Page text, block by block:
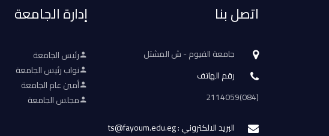
اتصل بنا
جامعة الفيوم - ش المشتل
رقم الهاتف
(084)2114059
البريد الالكتروني : ts@fayoum.edu.eg
إدارة الجامعة
رئيس الجامعة
نواب رئيس الجامعة
أمين عام الجامعة
مجلس الجامعة